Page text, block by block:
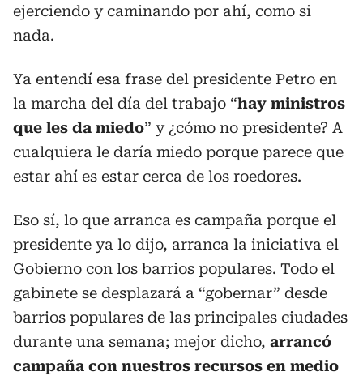
ejerciendo y caminando por ahí, como si
nada.
Ya entendí esa frase del presidente Petro en
la marcha del día del trabajo “hay ministros
que les da miedo” y ¿cómo no presidente? A
cualquiera le daría miedo porque parece que
estar ahí es estar cerca de los roedores.
Eso sí, lo que arranca es campaña porque el
presidente ya lo dijo, arranca la iniciativa el
Gobierno con los barrios populares. Todo el
gabinete se desplazará a “gobernar” desde
barrios populares de las principales ciudades
durante una semana; mejor dicho, arrancó
campaña con nuestros recursos en medio